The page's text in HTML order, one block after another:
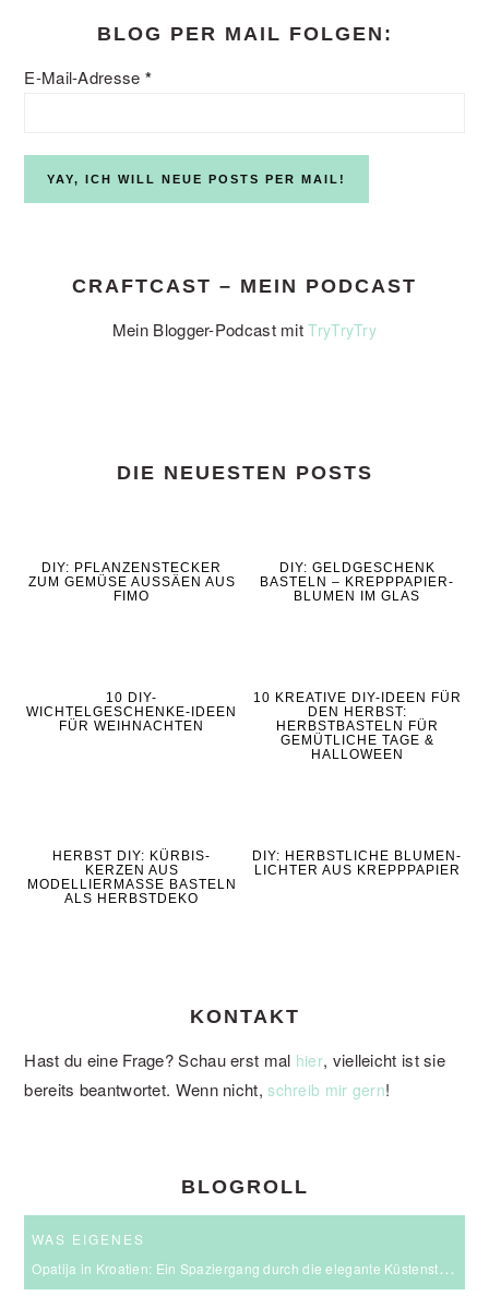
BLOG PER MAIL FOLGEN:
E-Mail-Adresse *
CRAFTCAST – MEIN PODCAST
Mein Blogger-Podcast mitTryTryTry
DIE NEUESTEN POSTS
DIY: PFLANZENSTECKER
ZUM GEMÜSE AUSSÄEN AUS
FIMO
DIY: GELDGESCHENK
BASTELN – KREPPPAPIER-
BLUMEN IM GLAS
10 DIY-
WICHTELGESCHENKE-IDEEN
FÜR WEIHNACHTEN
10 KREATIVE DIY-IDEEN FÜR
DEN HERBST:
HERBSTBASTELN FÜR
GEMÜTLICHE TAGE &
HALLOWEEN
HERBST DIY: KÜRBIS-
KERZEN AUS
MODELLIERMASSE BASTELN
ALS HERBSTDEKO
DIY: HERBSTLICHE BLUMEN-
LICHTER AUS KREPPPAPIER
KONTAKT
Hast du eine Frage? Schau erst mal hier, vielleicht ist sie
bereits beantwortet. Wenn nicht,schreib mir gern!
BLOGROLL
WAS EIGENES
Opatija in Kroatien: Ein Spaziergang durch die elegante Küstenstadt an der Kvarner Bucht